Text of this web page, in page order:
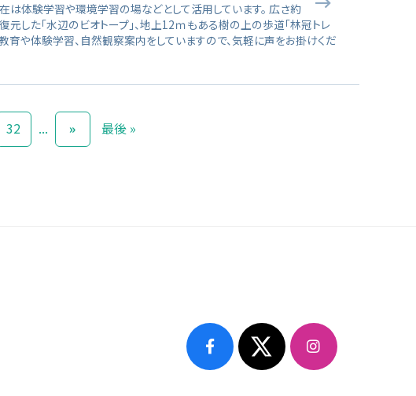
は体験学習や環境学習の場などとして活用しています。 広さ約
した「水辺のビオトープ」、地上12ｍもある樹の上の歩道「林冠トレ
育や体験学習、自然観察案内をしていますので、気軽に声をお掛けくだ
32 ... » 最後 »